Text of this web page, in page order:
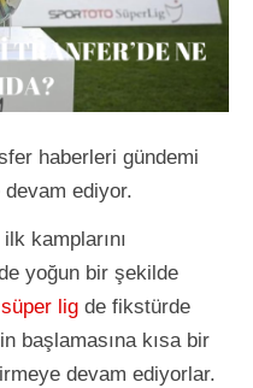
haberleri gündemi
ediyor.
kamplarını
yoğun bir şekilde
süper ligde fikstürde
başlamasına kısa bir
devam ediyorlar.